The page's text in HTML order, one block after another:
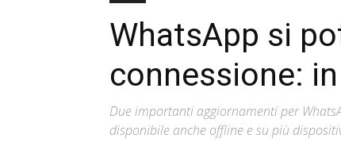
WhatsApp si
connessione:
Due importanti aggiornamenti per
disponibile anche offline e su più